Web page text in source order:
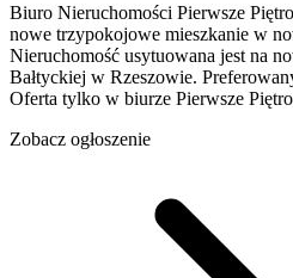
Biuro Nieruchomości Pierwsze
nowe trzypokojowe mieszkanie w
Nieruchomość usytuowana jest na
Bałtyckiej w Rzeszowie.
Oferta tylko w biurze Pierwsze
Zobacz ogłoszenie